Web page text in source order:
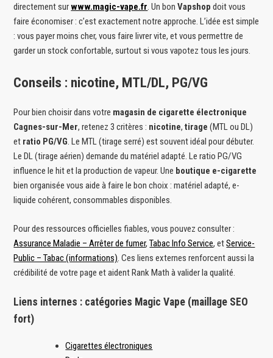
directement surwww.magic-vape.fr. Un bonVapshop doit vous
faire économiser : c’est exactement notre approche. L’idée est simple
: vous payer moins cher, vous faire livrer vite, et vous permettre de
garder un stock confortable, surtout si vous vapotez tous les jours.
Conseils : nicotine, MTL/DL, PG/VG
Pour bien choisir dans votre magasin de cigarette électronique
Cagnes-sur-Mer, retenez 3 critères : nicotine,tirage (MTL ou DL)
et ratio PG/VG. Le MTL (tirage serré) est souvent idéal pour débuter.
Le DL (tirage aérien) demande du matériel adapté. Le ratio PG/VG
influence le hit et la production de vapeur. Une boutique e-cigarette
bien organisée vous aide à faire le bon choix : matériel adapté, e-
liquide cohérent, consommables disponibles.
Pour des ressources officielles fiables, vous pouvez consulter :
Assurance Maladie – Arrêter de fumer,Tabac Info Service, etService-
Public – Tabac (informations) . Ces liens externes renforcent aussi la
crédibilité de votre page et aident Rank Math à valider la qualité.
Liens internes : catégories Magic Vape (maillage SEO
fort)
Cigarettes électroniques